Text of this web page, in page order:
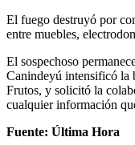
El fuego destruyó por
entre muebles,
El sospechoso
Canindeyú intensificó la
Frutos, y solicitó la
cualquier información
Fuente: Última Hora